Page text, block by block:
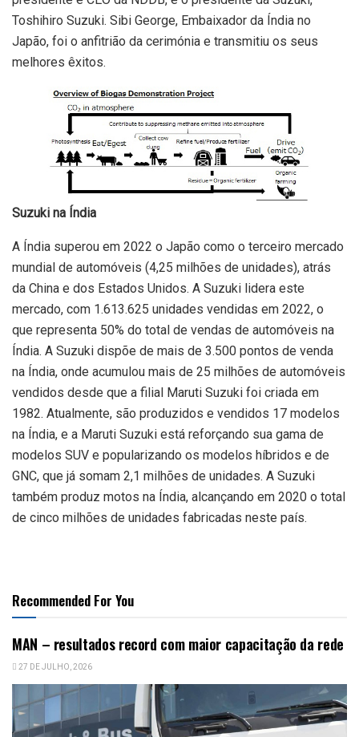
Toshihiro Suzuki. Sibi George, Embaixador da Índia no
Japão, foi o anfitrião da cerimónia e transmitiu os seus
melhores êxitos.
Suzuki na Índia
A Índia superou em 2022 o Japão como o terceiro mercado
mundial de automóveis (4,25 milhões de unidades), atrás
da China e dos Estados Unidos. A Suzuki lidera este
mercado, com 1.613.625 unidades vendidas em 2022, o
que representa 50% do total de vendas de automóveis na
Índia. A Suzuki dispõe de mais de 3.500 pontos de venda
na Índia, onde acumulou mais de 25 milhões de automóveis
vendidos desde que a filial Maruti Suzuki foi criada em
1982. Atualmente, são produzidos e vendidos 17 modelos
na Índia, e a Maruti Suzuki está reforçando sua gama de
modelos SUV e popularizando os modelos híbridos e de
GNC, que já somam 2,1 milhões de unidades. A Suzuki
também produz motos na Índia, alcançando em 2020 o total
de cinco milhões de unidades fabricadas neste país.
Recommended For You
MAN – resultados record com maior capacitação da rede
27 DE JULHO, 2026